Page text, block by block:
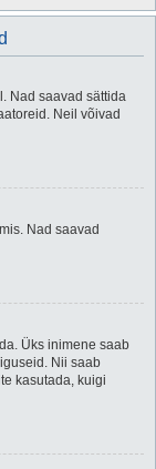
Nad saavad sättida
Neil võivad
Nad saavad
Üks inimene saab
Nii saab
kasutada, kuigi